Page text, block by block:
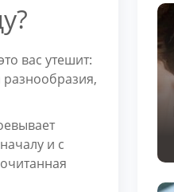
вас утешит:
и с